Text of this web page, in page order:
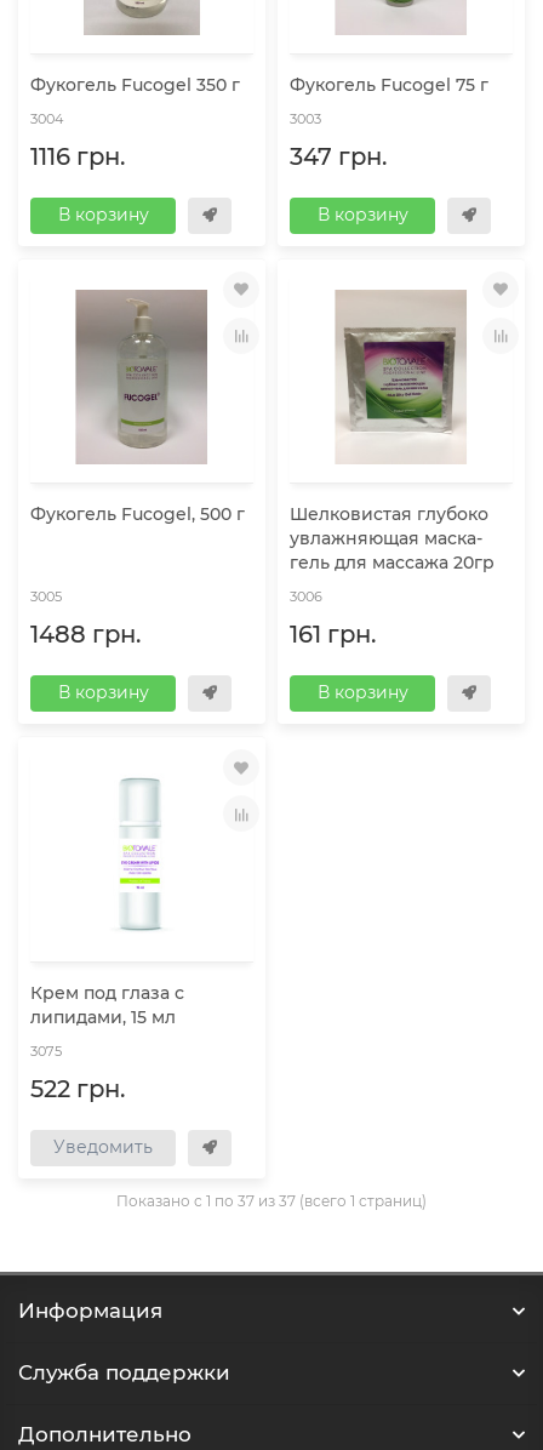
Фукогель Fucogel 350 г
3004
1116 грн.
В корзину
Фукогель Fucogel 75 г
3003
347 грн.
В корзину
Фукогель Fucogel, 500 г
3005
1488 грн.
В корзину
Шелковистая глубоко
увлажняющая маска-
гель для массажа 20гр
3006
161 грн.
В корзину
Крем под глаза с
липидами, 15 мл
3075
522 грн.
Уведомить
Показано с 1 по 37 из 37 (всего 1 страниц)
Информация
Служба поддержки
Дополнительно